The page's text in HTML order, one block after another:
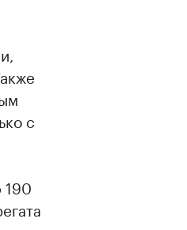
с
190